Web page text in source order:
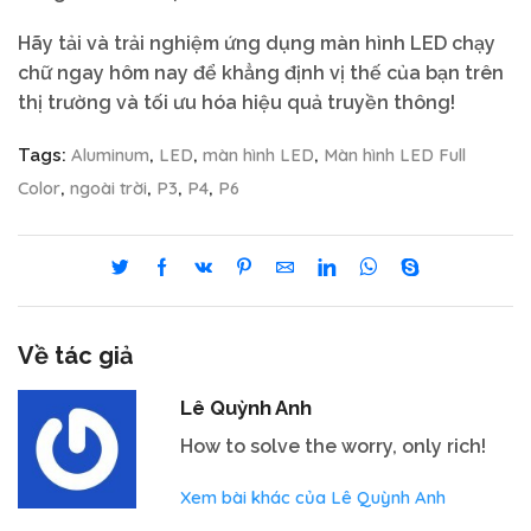
Hãy tải và trải nghiệm ứng dụng màn hình LED chạy
chữ ngay hôm nay để khẳng định vị thế của bạn trên
thị trường và tối ưu hóa hiệu quả truyền thông!
Tags: Aluminum, LED, màn hình LED, Màn hình LED Full
Color, ngoài trời, P3, P4, P6
Về tác giả
Lê Quỳnh Anh
How to solve the worry, only rich!
Xem bài khác của Lê Quỳnh Anh